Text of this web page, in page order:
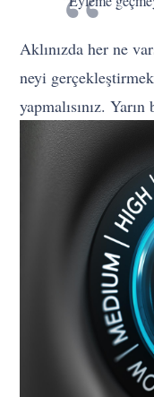
Aklınızda her ne
neyi
yapmalısınız.